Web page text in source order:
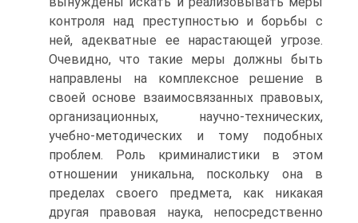
контроля над преступностью и борьбы с
ней, адекватные ее нарастающей угрозе.
Очевидно, что такие меры должны быть
направлены на комплексное решение в
своей основе взаимосвязанных правовых,
организационных, научно-технических,
учебно-методических и тому подобных
проблем. Роль криминалистики в этом
отношении уникальна, поскольку она в
пределах своего предмета, как никакая
другая правовая наука, непосредственно